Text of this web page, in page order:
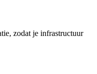
zodat je infrastructuur